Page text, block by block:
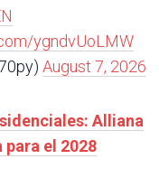
ygndvUoLMW
August 7, 2026
Alliana
para el 2028